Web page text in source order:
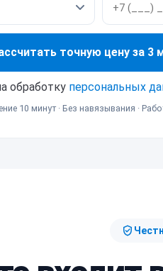
точную цену за 3
обработку персональных
10 минут · Без навязывания ·